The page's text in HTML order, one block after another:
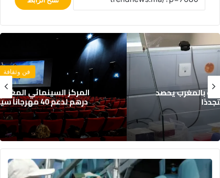
فن وثقافة
المركز السينمائي المغربي يخصص ملياري
درهم لدعم 40 مهرجاناً سينمائياً بالمملكة
أرقام
مفاجئة